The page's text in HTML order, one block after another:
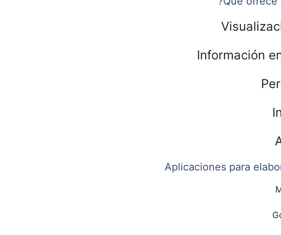
Información
Aplicaciones para